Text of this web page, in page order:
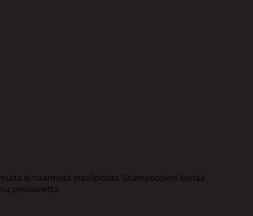
ei naarmuta maalipintaa. Shampoosieni kestää
pesuainetta.